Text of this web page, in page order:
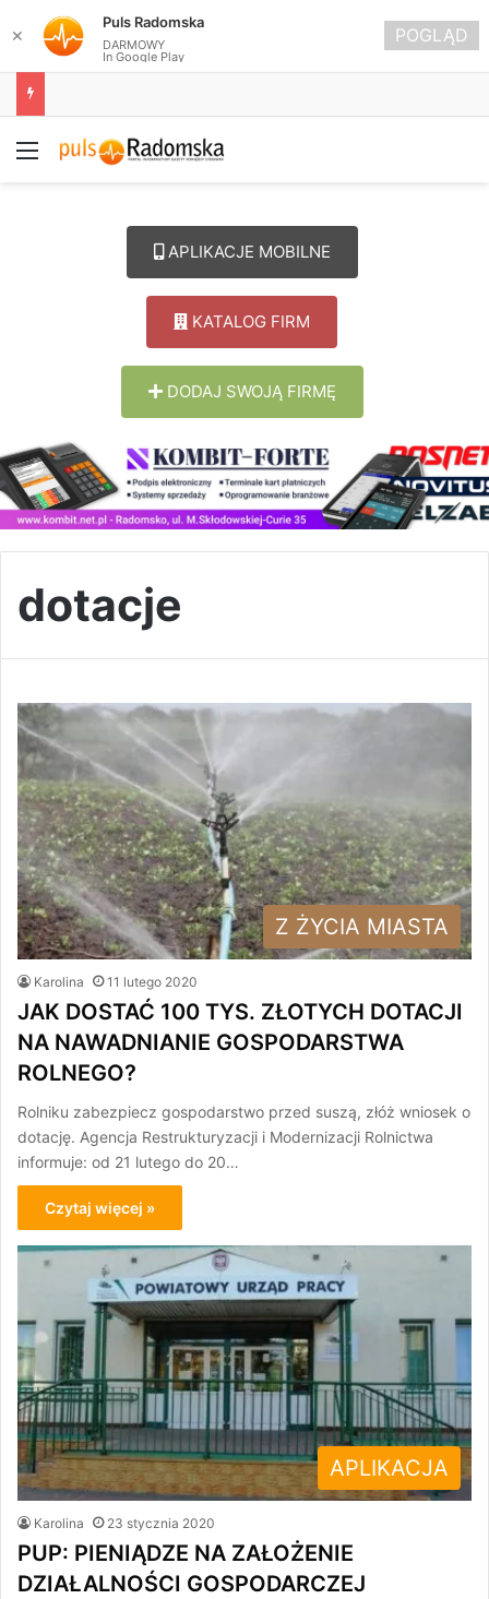
Menu
APLIKACJE MOBILNE
KATALOG FIRM
DODAJ SWOJĄ FIRMĘ
dotacje
Z ŻYCIA MIASTA
Karolina 11 lutego 2020
JAK DOSTAĆ 100 TYS. ZŁOTYCH DOTACJI
NA NAWADNIANIE GOSPODARSTWA
ROLNEGO?
Rolniku zabezpiecz gospodarstwo przed suszą, złóż wniosek o
dotację. Agencja Restrukturyzacji i Modernizacji Rolnictwa
informuje: od 21 lutego do 20…
Czytaj więcej »
APLIKACJA
Karolina 23 stycznia 2020
PUP: PIENIĄDZE NA ZAŁOŻENIE
DZIAŁALNOŚCI GOSPODARCZEJ
✕
Puls Radomska
DARMOWY
In Google Play
POGLĄD